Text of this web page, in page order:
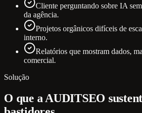
Cliente perguntando sobre IA
da agência.
Projetos orgânicos difíceis de
interno.
Relatórios que mostram dados,
comercial.
Solução
O que a AUDITSEO